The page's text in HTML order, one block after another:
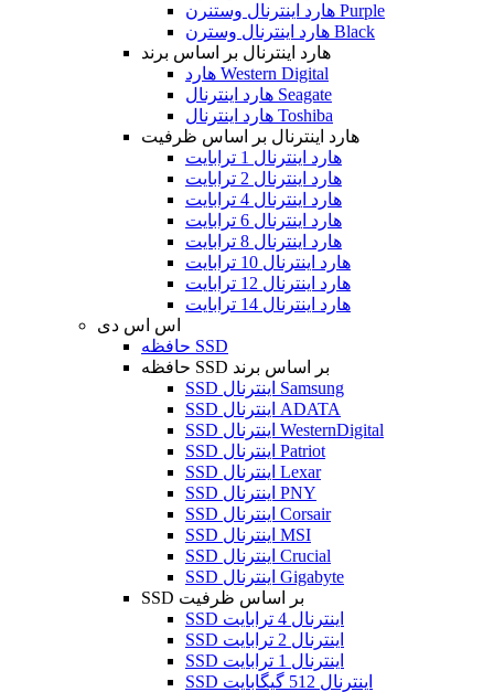
هارد اینترنال وستنرن Purple
هارد اینترنال وسترن Black
هارد اینترنال بر اساس برند
هارد Western Digital
هارد اینترنال Seagate
هارد اینترنال Toshiba
هارد اینترنال بر اساس ظرفیت
هارد اینترنال 1 ترابایت
هارد اینترنال 2 ترابایت
هارد اینترنال 4 ترابایت
هارد اینترنال 6 ترابایت
هارد اینترنال 8 ترابایت
هارد اینترنال 10 ترابایت
هارد اینترنال 12 ترابایت
هارد اینترنال 14 ترابایت
اس اس دی
حافظه SSD
حافظه SSD بر اساس برند
SSD اینترنال Samsung
SSD اینترنال ADATA
SSD اینترنال WesternDigital
SSD اینترنال Patriot
SSD اینترنال Lexar
SSD اینترنال PNY
SSD اینترنال Corsair
SSD اینترنال MSI
SSD اینترنال Crucial
SSD اینترنال Gigabyte
SSD بر اساس ظرفیت
SSD اینترنال 4 ترابایت
SSD اینترنال 2 ترابایت
SSD اینترنال 1 ترابایت
SSD اینترنال 512 گیگابایت